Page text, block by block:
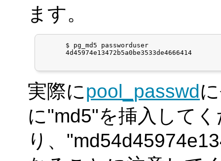
ます。
      $ pg_md5 passworduser
      4d45974e13472b5a0be3533de4666414
実際にpool_passwd
に"md5"を挿入して
り、